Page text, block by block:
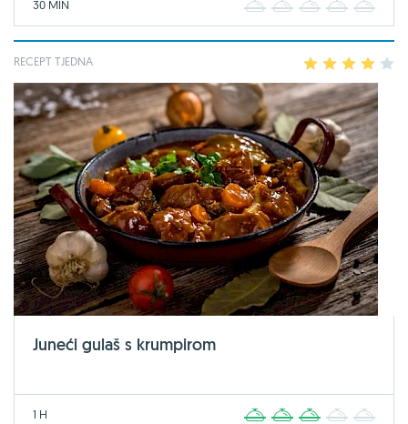
30 MIN 2 3 4
RECEPT TJEDNA 2 3 4
Juneći gulaš s krumpirom
1 H 2 3 4